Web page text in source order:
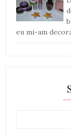
eu mi-am